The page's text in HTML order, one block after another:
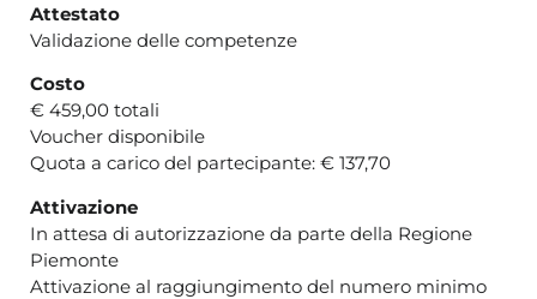
Attestato
Validazione delle competenze
Costo
€ 459,00 totali
Voucher disponibile
Quota a carico del partecipante: € 137,70
Attivazione
In attesa di autorizzazione da parte della Regione
Piemonte
Attivazione al raggiungimento del numero minimo